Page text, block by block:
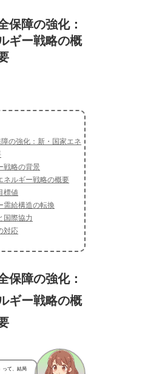
保障の強化：
ギー戦略の概
の強化：新・国家エネ
戦略の背景
ネルギー戦略の概要
標値
需給構造の転換
国際協力
対応
保障の強化：
ギー戦略の概
って、結局